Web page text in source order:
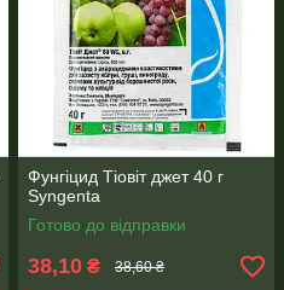
Фунгіцид Тіовіт джет 40 г
Syngenta
Готово до відправки
38,10 ₴ 38,60 ₴